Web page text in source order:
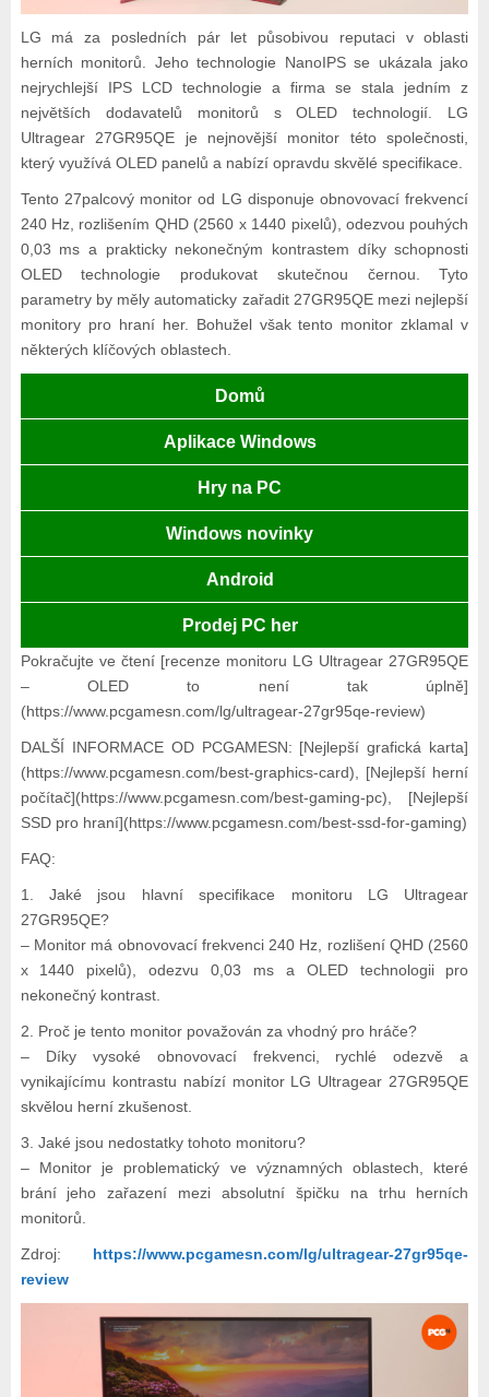
LG má za posledních pár let působivou reputaci v oblasti
herních monitorů. Jeho technologie NanoIPS se ukázala jako
nejrychlejší IPS LCD technologie a firma se stala jedním z
největších dodavatelů monitorů s OLED technologií. LG
Ultragear 27GR95QE je nejnovější monitor této společnosti,
který využívá OLED panelů a nabízí opravdu skvělé specifikace.
Tento 27palcový monitor od LG disponuje obnovovací frekvencí
240 Hz, rozlišením QHD (2560 x 1440 pixelů), odezvou pouhých
0,03 ms a prakticky nekonečným kontrastem díky schopnosti
OLED technologie produkovat skutečnou černou. Tyto
parametry by měly automaticky zařadit 27GR95QE mezi nejlepší
monitory pro hraní her. Bohužel však tento monitor zklamal v
některých klíčových oblastech.
Domů
Aplikace Windows
Hry na PC
Windows novinky
Android
Prodej PC her
Pokračujte ve čtení [recenze monitoru LG Ultragear 27GR95QE
– OLED to není tak úplně]
(https://www.pcgamesn.com/lg/ultragear-27gr95qe-review)
DALŠÍ INFORMACE OD PCGAMESN: [Nejlepší grafická karta]
(https://www.pcgamesn.com/best-graphics-card), [Nejlepší herní
počítač](https://www.pcgamesn.com/best-gaming-pc), [Nejlepší
SSD pro hraní](https://www.pcgamesn.com/best-ssd-for-gaming)
FAQ:
1. Jaké jsou hlavní specifikace monitoru LG Ultragear
27GR95QE?
– Monitor má obnovovací frekvenci 240 Hz, rozlišení QHD (2560
x 1440 pixelů), odezvu 0,03 ms a OLED technologii pro
nekonečný kontrast.
2. Proč je tento monitor považován za vhodný pro hráče?
– Díky vysoké obnovovací frekvenci, rychlé odezvě a
vynikajícímu kontrastu nabízí monitor LG Ultragear 27GR95QE
skvělou herní zkušenost.
3. Jaké jsou nedostatky tohoto monitoru?
– Monitor je problematický ve významných oblastech, které
brání jeho zařazení mezi absolutní špičku na trhu herních
monitorů.
Zdroj: https://www.pcgamesn.com/lg/ultragear-27gr95qe-
review